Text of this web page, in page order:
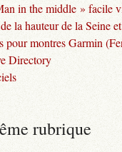
in the middle » facile
la hauteur de la Seine
pour montres Garmin
Directory
rubrique